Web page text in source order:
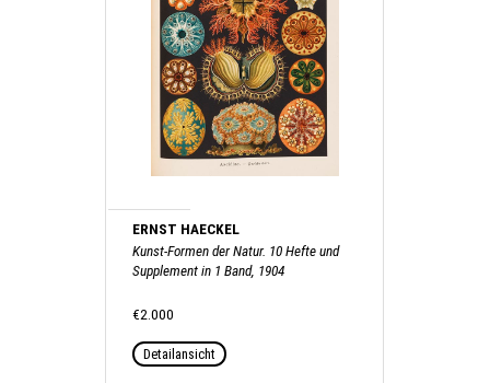
ERNST HAECKEL
Kunst-Formen der Natur. 10 Hefte und
Supplement in 1 Band, 1904
€2.000
Detailansicht